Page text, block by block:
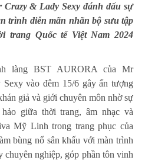
& Lady Sexy đánh dấu sự
trình diễn mãn nhãn bộ sưu tập
trang Quốc tế Việt Nam 2024
làng BST AURORA của Mr
vào đêm 15/6 gây ấn tượng
giả và giới chuyên môn nhờ sự
giữa thời trang, âm nhạc và
Mỹ Linh trong trang phục của
bùng nổ sân khấu với màn trình
chuyên nghiệp, góp phần tôn vinh